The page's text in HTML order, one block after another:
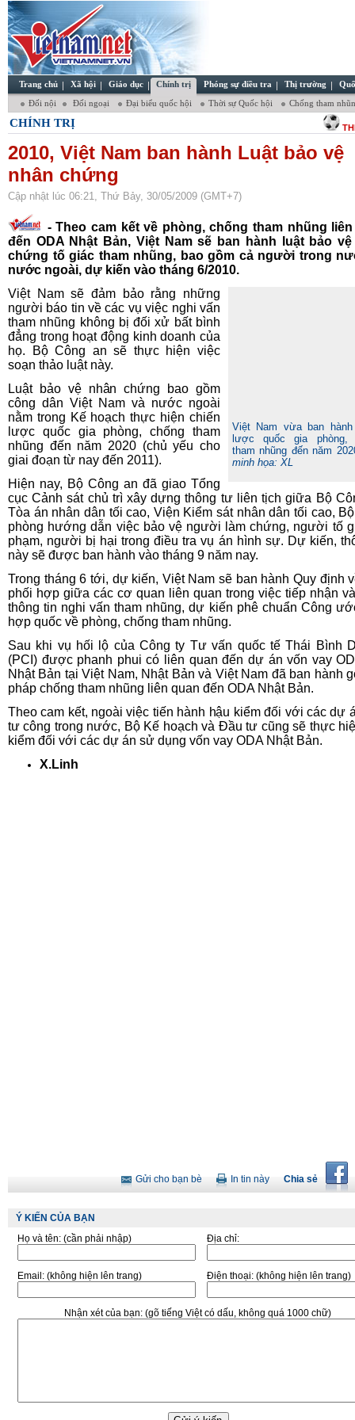
Trang chủ Xã hội Giáo dục Chính trị Phóng sự điều tra Thị trường
Đối nội Đối ngoại Đại biểu quốc hội Thời sự Quốc hội Chống tham
CHÍNH TRỊ
2010, Việt Nam ban hành Luật bảo vệ
nhân chứng
Cập nhật lúc 06:21, Thứ Bảy, 30/05/2009 (GMT+7)
- Theo cam kết về phòng, chống tham nhũng
đến ODA Nhật Bản, Việt Nam sẽ ban hành luật bảo
chứng tố giác tham nhũng, bao gồm cả người trong
nước ngoài, dự kiến vào tháng 6/2010.
Việt Nam vừa ban hành
lược quốc gia phòng,
tham nhũng đến năm
minh họa: XL
Việt Nam sẽ đảm bảo rằng những
người báo tin về các vụ việc nghi vấn
tham nhũng không bị đối xử bất bình
đẳng trong hoạt động kinh doanh của
họ. Bộ Công an sẽ thực hiện việc
soạn thảo luật này.
Luật bảo vệ nhân chứng bao gồm
công dân Việt Nam và nước ngoài
nằm trong Kế hoạch thực hiện chiến
lược quốc gia phòng, chống tham
nhũng đến năm 2020 (chủ yếu cho
giai đoạn từ nay đến 2011).
Hiện nay, Bộ Công an đã giao Tổng
cục Cảnh sát chủ trì xây dựng thông tư liên tịch giữa Bộ
Tòa án nhân dân tối cao, Viện Kiểm sát nhân dân tối cao,
phòng hướng dẫn việc bảo vệ người làm chứng, người tố
phạm, người bị hại trong điều tra vụ án hình sự. Dự kiến,
này sẽ được ban hành vào tháng 9 năm nay.
Trong tháng 6 tới, dự kiến, Việt Nam sẽ ban hành Quy định
phối hợp giữa các cơ quan liên quan trong việc tiếp nhận
thông tin nghi vấn tham nhũng, dự kiến phê chuẩn Công
hợp quốc về phòng, chống tham nhũng.
Sau khi vụ hối lộ của Công ty Tư vấn quốc tế Thái Bình
(PCI) được phanh phui có liên quan đến dự án vốn vay
Nhật Bản tại Việt Nam, Nhật Bản và Việt Nam đã ban hành
pháp chống tham nhũng liên quan đến ODA Nhật Bản.
Theo cam kết, ngoài việc tiến hành hậu kiểm đối với các dự
tư công trong nước, Bộ Kế hoạch và Đầu tư cũng sẽ thực
kiểm đối với các dự án sử dụng vốn vay ODA Nhật Bản.
X.Linh
Chia sẻ
In tin này
Gửi cho bạn bè
Ý KIẾN CỦA BẠN
Họ và tên: (cần phải nhập) Địa chỉ:
Email: (không hiện lên trang) Điện thoại: (không hiện lên trang)
Nhận xét của bạn:(gõ tiếng Việt có dấu, không quá 1000 chữ)